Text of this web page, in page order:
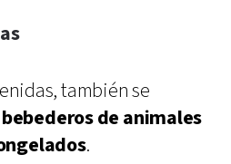
también se
de animales
.